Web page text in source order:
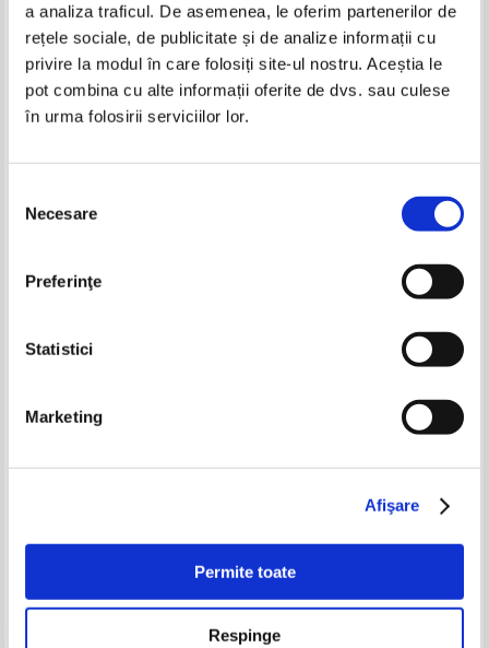
a analiza traficul. De asemenea, le oferim partenerilor de
rețele sociale, de publicitate și de analize informații cu
privire la modul în care folosiți site-ul nostru. Aceștia le
pot combina cu alte informații oferite de dvs. sau culese
în urma folosirii serviciilor lor.
consimțământului
Necesare
Preferinţe
Statistici
Marketing
Afişare
Permite toate
Respinge
John Case - Intaiul calaret al
Apocalipsei
Pret: 13,00Lei 7,80 Lei
Adaugă în coș
Georges Simenon - Maigret si
fantoma
Pret:10,00Lei 6,50 Lei
Adaugă în coș
Pret:12,00Lei Lei